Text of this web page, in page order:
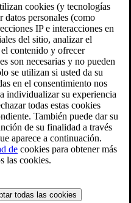
cookies (y tecnologías
datos personales (como
IP e interacciones en
del sitio, analizar el
contenido y ofrecer
son necesarias y no pueden
se utilizan si usted da su
en el consentimiento nos
individualizar su experiencia
todas estas cookies
También puede dar su
de su finalidad a través
aparece a continuación.
de cookies para obtener más
las cookies.
todas las cookies